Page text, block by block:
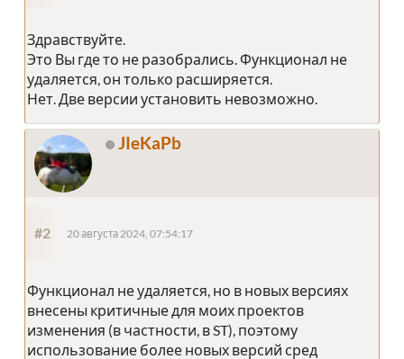
Здравствуйте.
Это Вы где то не разобрались. Функционал не
удаляется, он только расширяется.
Нет. Две версии установить невозможно.
JIeKaPb
#2 20 августа 2024, 07:54:17
Функционал не удаляется, но в новых версиях
внесены критичные для моих проектов
изменения (в частности, в ST), поэтому
использование более новых версий сред